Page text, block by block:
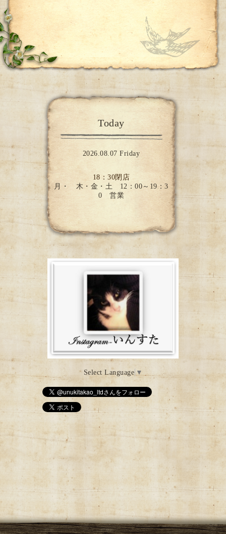
Today
2026.08.07 Friday
18：30閉店
月・ 木・金・土 12：00～19：3
0 営業
Select Language ▼